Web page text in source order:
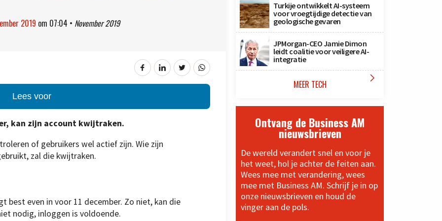
2019 om 07:04 • November 2019
Lees voor
kan zijn account kwijtraken.
of gebruikers wel actief zijn. Wie zijn
zal die kwijtraken.
even in voor 11 december. Zo niet, kan die
nodig, inloggen is voldoende.
Turkije ontwikkelt AI-systeem
voor vroegtijdige detectie van
geologische gevaren
JPMorgan-CEO Jamie Dimon
leidt coalitie voor veiligere AI-
integratie
MEER TECH 
Ontvang de Business AM
nieuwsbrieven
De wereld verandert snel en voor je
het weet, hol je achter de feiten aan.
Wees mee met verandering, wees
mee met Business AM. Schrijf je in op
onze nieuwsbrieven en houd de
vinger aan de pols.